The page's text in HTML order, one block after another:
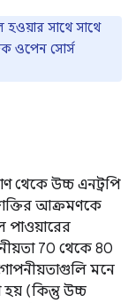
হওয়ার সাথে সাথে
ওপেন সোর্স
থেকে উচ্চ এনট্রপি
আক্রমণকে
পাওয়ারের
70 থেকে 80
মনে
(কিন্তু উচ্চ